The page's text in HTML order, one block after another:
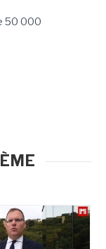
50 000